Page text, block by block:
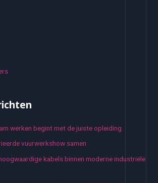
werken begint met de juiste opleiding
vuurwerkshow samen
kabels binnen moderne industriële